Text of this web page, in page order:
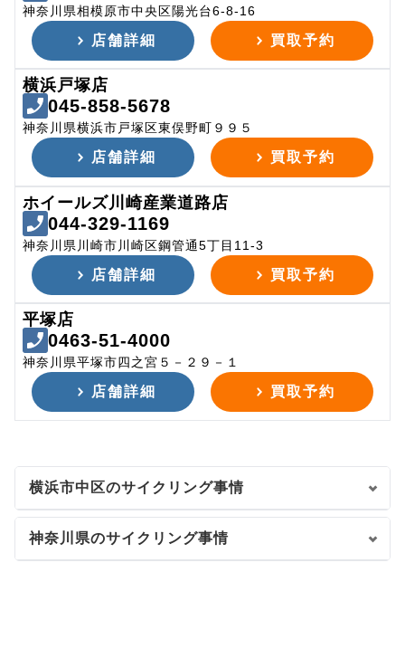
神奈川県相模原市中央区陽光台6-8-16
店舗詳細 買取予約
横浜戸塚店
045-858-5678
神奈川県横浜市戸塚区東俣野町９９５
店舗詳細 買取予約
ホイールズ川崎産業道路店
044-329-1169
神奈川県川崎市川崎区鋼管通5丁目11-3
店舗詳細 買取予約
平塚店
0463-51-4000
神奈川県平塚市四之宮５－２９－１
店舗詳細 買取予約
横浜市中区のサイクリング事情
神奈川県のサイクリング事情